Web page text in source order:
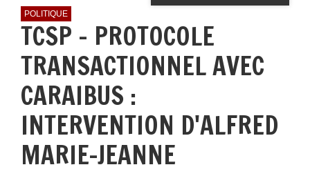
POLITIQUE
TCSP - PROTOCOLE
TRANSACTIONNEL AVEC
CARAIBUS :
INTERVENTION D'ALFRED
MARIE-JEANNE